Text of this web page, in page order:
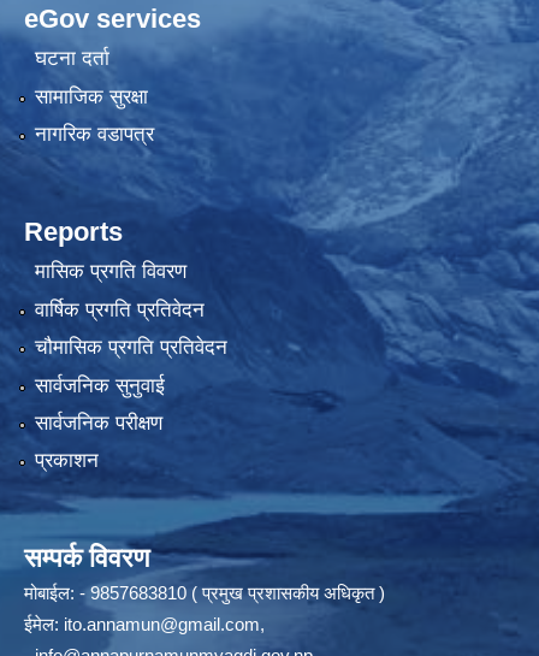
eGov services
घटना दर्ता
सामाजिक सुरक्षा
नागरिक वडापत्र
Reports
मासिक प्रगति विवरण
वार्षिक प्रगति प्रतिवेदन
चौमासिक प्रगति प्रतिवेदन
सार्वजनिक सुनुवाई
सार्वजनिक परीक्षण
प्रकाशन
सम्पर्क विवरण
मोबाईल: - 9857683810 ( प्रमुख प्रशासकीय अधिकृत )
ईमेल: ito.annamun@gmail.com,